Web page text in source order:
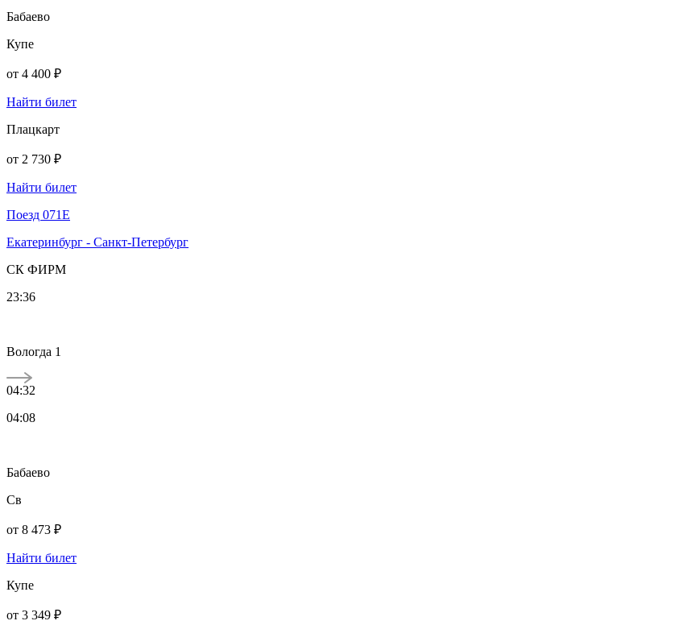
Бабаево
Купе
от 4 400 ₽
Найти билет
Плацкарт
от 2 730 ₽
Найти билет
Поезд 071Е
Екатеринбург - Санкт-Петербург
СК ФИРМ
23:36
Вологда 1
04:32
04:08
Бабаево
Св
от 8 473 ₽
Найти билет
Купе
от 3 349 ₽